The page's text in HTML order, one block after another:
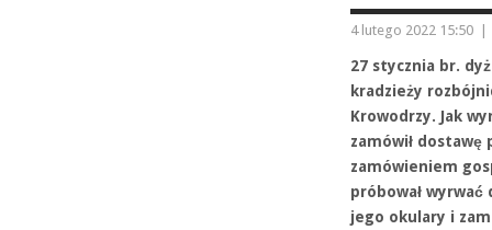
4 lutego 2022 15:50
27 stycznia br.
kradzieży
Krowodrzy. Jak
zamówił dostawę
zamówieniem
próbował
jego okulary i